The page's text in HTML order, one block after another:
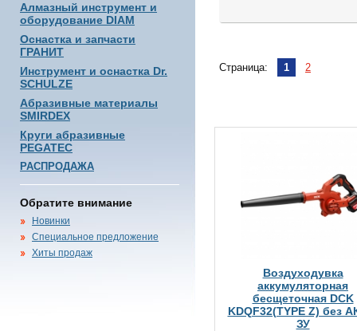
Алмазный инструмент и
оборудование DIAM
Оснастка и запчасти
ГРАНИТ
Инструмент и оснастка Dr.
SCHULZE
Абразивные материалы
SMIRDEX
Круги абразивные
PEGATEC
РАСПРОДАЖА
Обратите внимание
Новинки
Специальное предложение
Хиты продаж
Страница: 1 2
Воздуходувка
аккумуляторная
бесщеточная DCK
KDQF32(TYPE Z) без
ЗУ